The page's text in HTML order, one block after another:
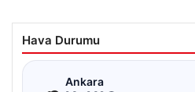
Hava Durumu
Ankara